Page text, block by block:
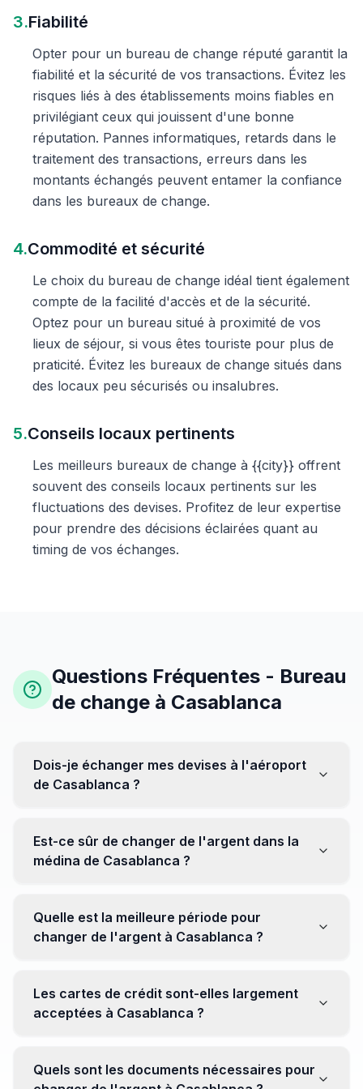
3.Fiabilité
Opter pour un bureau de change réputé garantit la
fiabilité et la sécurité de vos transactions. Évitez les
risques liés à des établissements moins fiables en
privilégiant ceux qui jouissent d'une bonne
réputation. Pannes informatiques, retards dans le
traitement des transactions, erreurs dans les
montants échangés peuvent entamer la confiance
dans les bureaux de change.
4.Commodité et sécurité
Le choix du bureau de change idéal tient également
compte de la facilité d'accès et de la sécurité.
Optez pour un bureau situé à proximité de vos
lieux de séjour, si vous êtes touriste pour plus de
praticité. Évitez les bureaux de change situés dans
des locaux peu sécurisés ou insalubres.
5.Conseils locaux pertinents
Les meilleurs bureaux de change à {{city}} offrent
souvent des conseils locaux pertinents sur les
fluctuations des devises. Profitez de leur expertise
pour prendre des décisions éclairées quant au
timing de vos échanges.
Questions Fréquentes - Bureau
de change à Casablanca
Dois-je échanger mes devises à l'aéroport
de Casablanca ?
être moins avantageux. Orientez-vous plutôt vers les
bureaux de change en ville pour obtenir de meilleurs
Est-ce sûr de changer de l'argent dans la
médina de Casablanca ?
établissements réputés pour éviter les surprises.
Quelle est la meilleure période pour
changer de l'argent à Casablanca ?
soyez attentif aux fluctuations pour maximiser la valeur
de vos devises.
Les cartes de crédit sont-elles largement
acceptées à Casablanca ?
Cependant, avoir un peu de monnaie locale peut être
Quels sont les documents nécessaires pour